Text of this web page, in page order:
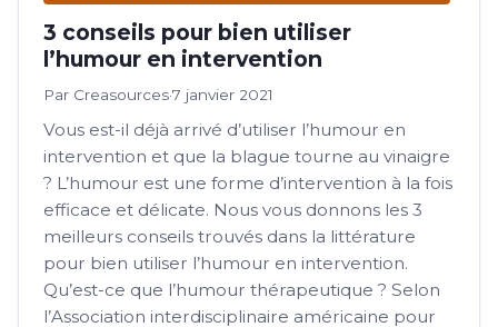
3 conseils pour bien utiliser
l’humour en intervention
Par Creasources·7 janvier 2021
Vous est-il déjà arrivé d’utiliser l’humour en
intervention et que la blague tourne au vinaigre
? L’humour est une forme d’intervention à la fois
efficace et délicate. Nous vous donnons les 3
meilleurs conseils trouvés dans la littérature
pour bien utiliser l’humour en intervention.
Qu’est-ce que l’humour thérapeutique ? Selon
l’Association interdisciplinaire américaine pour